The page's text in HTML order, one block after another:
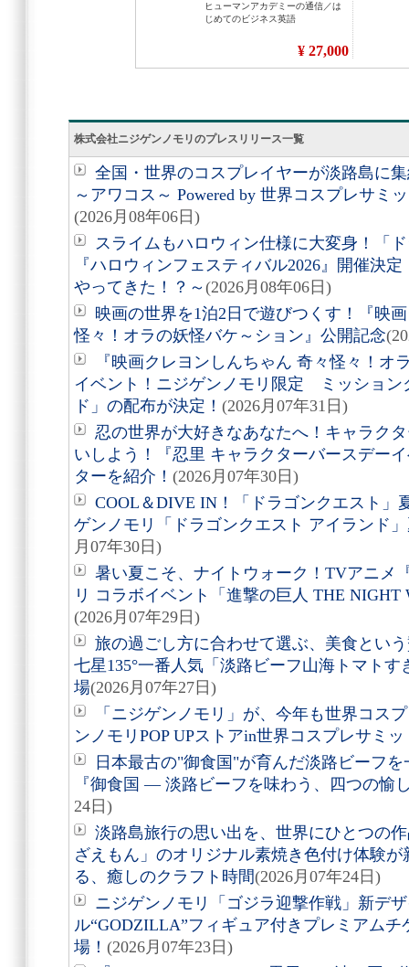
株式会社ニジゲンノモリのプレスリリース一覧
全国・世界のコスプレイヤーが淡路島に
～アワコス～ Powered by 世界コスプレサミ
(2026月08年06日)
スライムもハロウィン仕様に大変身！「
『ハロウィンフェスティバル2026』開催決
やってきた！？～ (2026月08年06日)
映画の世界を1泊2日で遊びつくす！『映
怪々！オラの妖怪バケ～ション』公開記念
『映画クレヨンしんちゃん 奇々怪々！オ
イベント！ニジゲンノモリ限定 ミッション
ド」の配布が決定！ (2026月07年31日)
忍の世界が大好きなあなたへ！キャラク
いしよう！『忍里 キャラクターバースデー
ターを紹介！ (2026月07年30日)
COOL＆DIVE IN！「ドラゴンクエスト」
ゲンノモリ「ドラゴンクエスト アイランド
月07年30日)
暑い夏こそ、ナイトウォーク！TVアニメ
リ コラボイベント「進撃の巨人 THE
(2026月07年29日)
旅の過ごし方に合わせて選ぶ、美食とい
七星135°一番人気「淡路ビーフ山海トマト
場(2026月07年27日)
「ニジゲンノモリ」が、今年も世界コス
ンノモリPOP UPストアin世界コスプレサミッ
日本最古の"御食国"が育んだ淡路ビーフ
『御食国 ― 淡路ビーフを味わう、四つの愉
24日)
淡路島旅行の思い出を、世界にひとつの
ざえもん」のオリジナル素焼き色付け体験
る、癒しのクラフト時間(2026月07年24日)
ニジゲンノモリ「ゴジラ迎撃作戦」新デ
ル“GODZILLA”フィギュア付きプレミアム
場！ (2026月07年23日)